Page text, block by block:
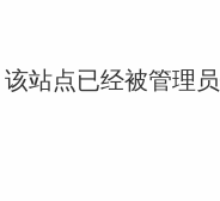
站点已经被管理